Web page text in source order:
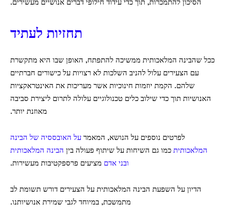
הסיכון להתמכרות, תוך כדי עידוד חילופי דברים אנושיים מעשירים.
תחזיות לעתיד
ככל שהבינה המלאכותית ממשיכה להתפתח, האופן שבו היא מתקשרת
עם הצעירים עלול להניב השלכות לא רצויות על כישורים חברתיים
שלהם. הקמת יוזמות חינוכיות אשר מעריכות את האינטראקציות
האנושיות תוך כדי שילוב כלים טכנולוגיים עלולה לתרום ליצירת סביבה
מאוזנת יותר.
לפרטים נוספים על הנושא, המאמר על האובססיה של הבינה
המלאכותית כמו גם השיחות על שיתוף פעולה בין הבינה המלאכותית
ובני אדם מציעים פרספקטיבות מעשירות.
הדיון על השפעת הבינה המלאכותית על הצעירים דורש תשומת לב
מתמשכת, במיוחד לגבי שמירת אנושיותנו.